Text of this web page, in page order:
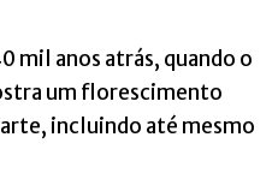
mil anos atrás, quando o
um florescimento
incluindo até mesmo